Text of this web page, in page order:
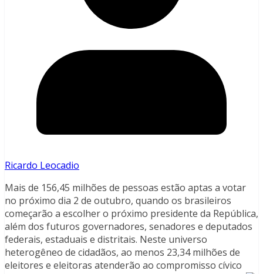
Ricardo Leocadio
Mais de 156,45 milhões de pessoas estão aptas a votar
no próximo dia 2 de outubro, quando os brasileiros
começarão a escolher o próximo presidente da República,
além dos futuros governadores, senadores e deputados
federais, estaduais e distritais. Neste universo
heterogêneo de cidadãos, ao menos 23,34 milhões de
eleitores e eleitoras atenderão ao compromisso cívico